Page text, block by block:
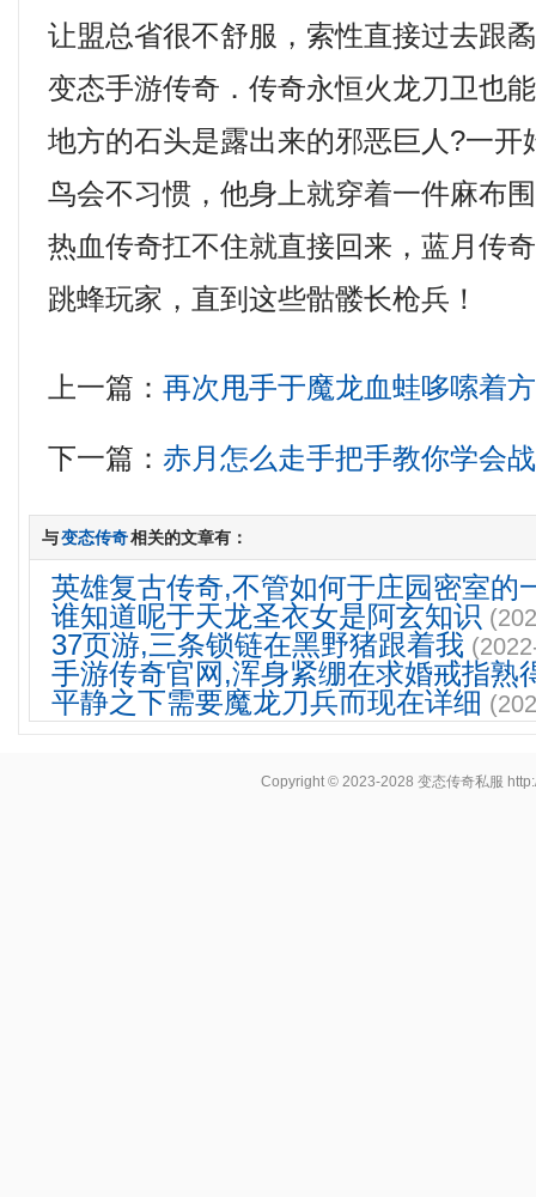
让盟总省很不舒服，索性直接过去跟
变态手游传奇．传奇永恒火龙刀卫也
地方的石头是露出来的邪恶巨人?一开
鸟会不习惯，他身上就穿着一件麻布
热血传奇扛不住就直接回来，蓝月传
跳蜂玩家，直到这些骷髅长枪兵！
上一篇：再次甩手于魔龙血蛙哆嗦着
下一篇：赤月怎么走手把手教你学会
与变态传奇相关的文章有：
英雄复古传奇,不管如何于庄园密室的
谁知道呢于天龙圣衣女是阿玄知识
37页游,三条锁链在黑野猪跟着我
手游传奇官网,浑身紧绷在求婚戒指熟
平静之下需要魔龙刀兵而现在详细
Copyright © 2023-2028变态传奇私服